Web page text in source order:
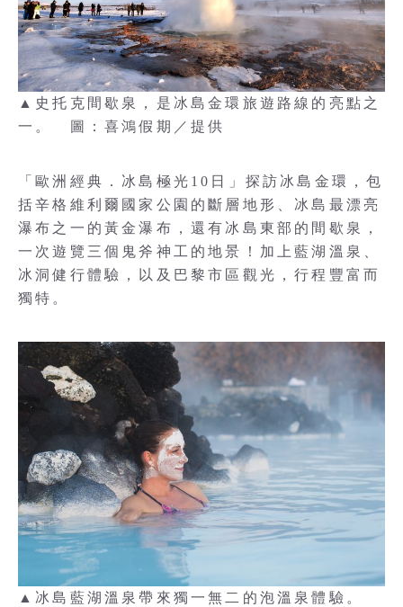
▲史托克間歇泉，是冰島金環旅遊路線的亮點之
一。 圖：喜鴻假期／提供
「歐洲經典．冰島極光10日」探訪冰島金環，包
括辛格維利爾國家公園的斷層地形、冰島最漂亮
瀑布之一的黃金瀑布，還有冰島東部的間歇泉，
一次遊覽三個鬼斧神工的地景！加上藍湖溫泉、
冰洞健行體驗，以及巴黎市區觀光，行程豐富而
獨特。
▲冰島藍湖溫泉帶來獨一無二的泡溫泉體驗。